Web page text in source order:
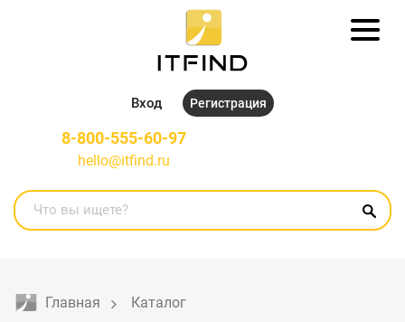
Вход Регистрация
8-800-555-60-97
hello@itfind.ru
Главная
Каталог